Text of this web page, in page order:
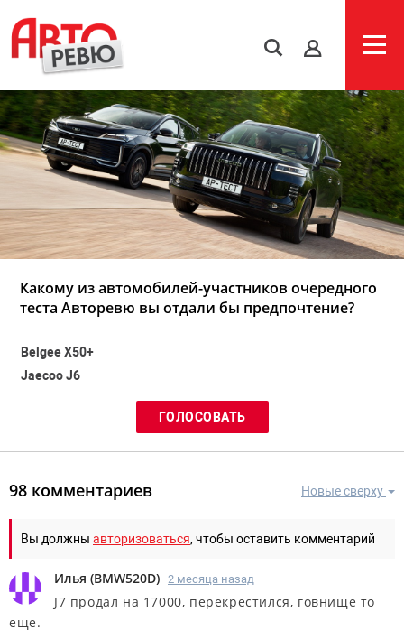
s
Какому из автомобилей-участников очередного
теста Авторевю вы отдали бы предпочтение?
Belgee X50+
Jaecoo J6
Новые сверху
98 комментариев
Вы должны авторизоваться, чтобы оставить комментарий
Илья (BMW520D) 2 месяца назад
J7 продал на 17000, перекрестился, говнище то
еще.